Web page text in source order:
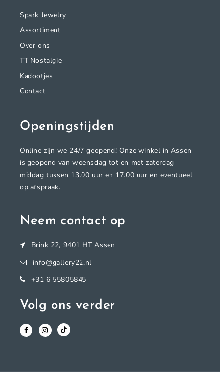
Spark Jewelry
Assortiment
Over ons
TT Nostalgie
Kadootjes
Contact
Openingstijden
Online zijn we 24/7 geopend! Onze winkel in Assen
is geopend van woensdag tot en met zaterdag
middag tussen 13.00 uur en 17.00 uur en eventueel
op afspraak.
Neem contact op
Brink 22, 9401 HT Assen
info@gallery22.nl
+31 6 55805845
Volg ons verder